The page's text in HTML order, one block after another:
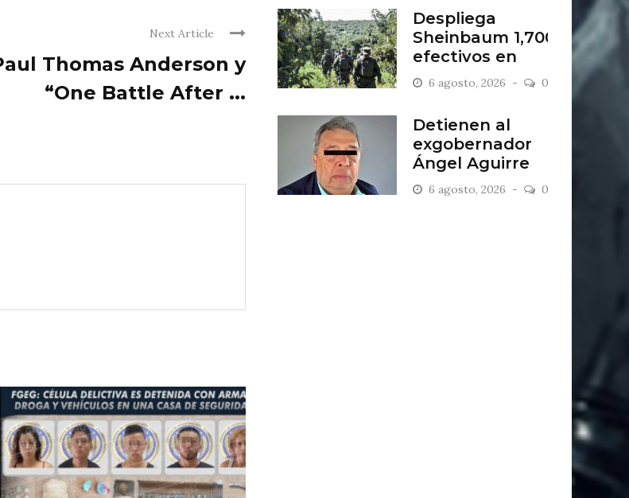
Next Article
Thomas Anderson y
“One Battle After ...
Despliega
Sheinbaum 1,700
efectivos en
zona aguacatera
6 agosto, 2026 0
Detienen al
exgobernador
Ángel Aguirre
por caso
Ayotzinapa
6 agosto, 2026 0